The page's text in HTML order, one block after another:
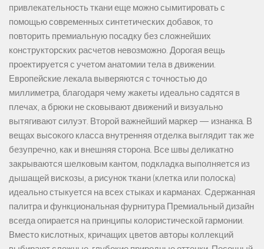
привлекательность ткани еще можно сымитировать с
помощью современных синтетических добавок, то
повторить премиальную посадку без сложнейших
конструкторских расчетов невозможно. Дорогая вещь
проектируется с учетом анатомии тела в движении.
Европейские лекала выверяются с точностью до
миллиметра, благодаря чему жакеты идеально садятся в
плечах, а брюки не сковывают движений и визуально
вытягивают силуэт. Второй важнейший маркер — изнанка. В
вещах высокого класса внутренняя отделка выглядит так же
безупречно, как и внешняя сторона. Все швы деликатно
закрываются шелковым кантом, подкладка выполняется из
дышащей вискозы, а рисунок ткани (клетка или полоска)
идеально стыкуется на всех стыках и карманах. Сдержанная
палитра и функциональная фурнитура Премиальный дизайн
всегда опирается на принципы колористической гармонии.
Вместо кислотных, кричащих цветов авторы коллекций